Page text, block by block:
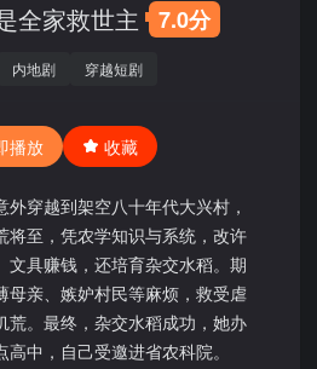
全家救世主 7.0分
内地剧 穿越短剧
播放 收藏
穿越到架空八十年代大兴村，
将至，凭农学知识与系统，改许
文具赚钱，还培育杂交水稻。期
母亲、嫉妒村民等麻烦，救受虐
荒。最终，杂交水稻成功，她办
中，自己受邀进省农科院。